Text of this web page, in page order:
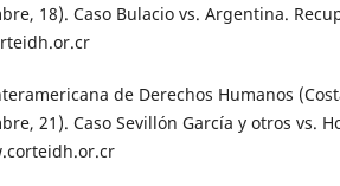
18). Caso Bulacio vs. Argentina.
de Derechos Humanos
21). Caso Sevillón García y otros vs.